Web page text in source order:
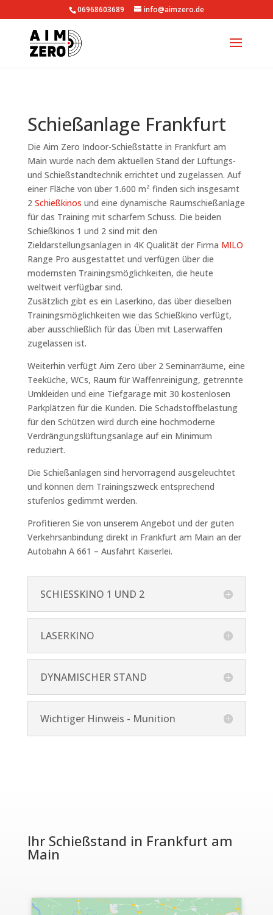
06968603689 info@aimzero.de
Schießanlage Frankfurt
Die Aim Zero Indoor-Schießstätte in Frankfurt am
Main wurde nach dem aktuellen Stand der Lüftungs-
und Schießstandtechnik errichtet und zugelassen. Auf
einer Fläche von über 1.600 m² finden sich insgesamt
2 Schießkinos und eine dynamische Raumschießanlage
für das Training mit scharfem Schuss. Die beiden
Schießkinos 1 und 2 sind mit den
Zieldarstellungsanlagen in 4K Qualität der Firma MILO
Range Pro ausgestattet und verfügen über die
modernsten Trainingsmöglichkeiten, die heute
weltweit verfügbar sind.
Zusätzlich gibt es ein Laserkino, das über dieselben
Trainingsmöglichkeiten wie das Schießkino verfügt,
aber ausschließlich für das Üben mit Laserwaffen
zugelassen ist.
Weiterhin verfügt Aim Zero über 2 Seminarräume, eine
Teeküche, WCs, Raum für Waffenreinigung, getrennte
Umkleiden und eine Tiefgarage mit 30 kostenlosen
Parkplätzen für die Kunden. Die Schadstoffbelastung
für den Schützen wird durch eine hochmoderne
Verdrängungslüftungsanlage auf ein Minimum
reduziert.
Die Schießanlagen sind hervorragend ausgeleuchtet
und können dem Trainingszweck entsprechend
stufenlos gedimmt werden.
Profitieren Sie von unserem Angebot und der guten
Verkehrsanbindung direkt in Frankfurt am Main an der
Autobahn A 661 – Ausfahrt Kaiserlei.
SCHIESSKINO 1 UND 2
LASERKINO
DYNAMISCHER STAND
Wichtiger Hinweis - Munition
Ihr Schießstand in Frankfurt am
Main